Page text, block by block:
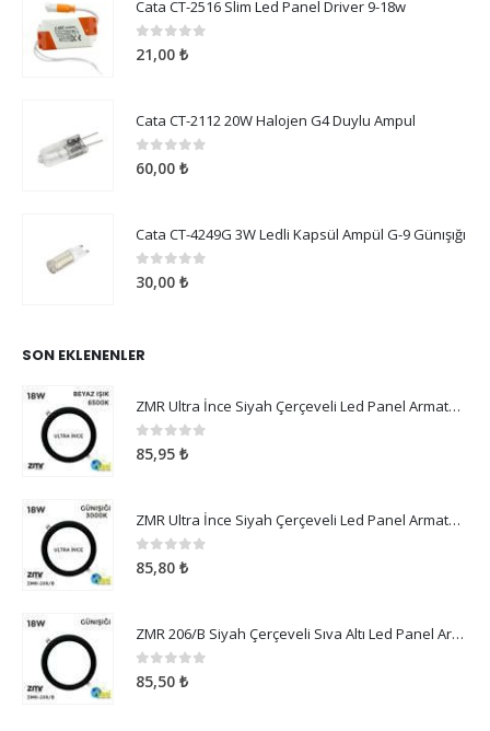
Cata CT-2516 Slim Led Panel Driver 9-18w
05 üzerinden
21,00 ₺
Cata CT-2112 20W Halojen G4 Duylu Ampul
05 üzerinden
60,00 ₺
Cata CT-4249G 3W Ledli Kapsül Ampül G-9 Günışığı
05 üzerinden
30,00 ₺
SON EKLENENLER
ZMR Ultra İnce Siyah Çerçeveli Led Panel Armatür 18W Beyaz Işık
05 üzerinden
85,95 ₺
ZMR Ultra İnce Siyah Çerçeveli Led Panel Armatür 18W Günışığı
05 üzerinden
85,80 ₺
ZMR 206/B Siyah Çerçeveli Sıva Altı Led Panel Armatür 18W Günışığı
05 üzerinden
85,50 ₺